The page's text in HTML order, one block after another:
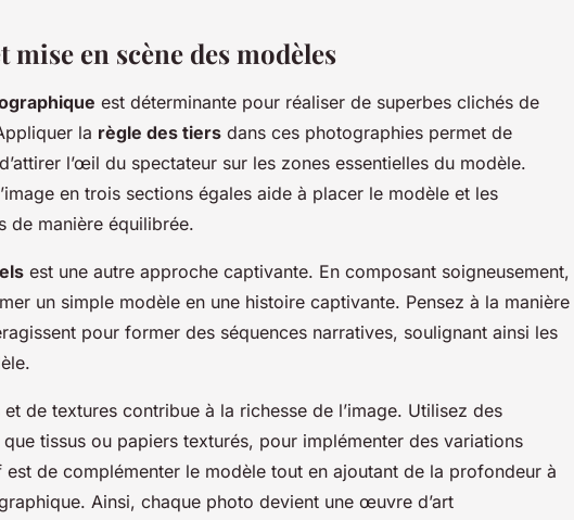
en scène des modèles
est déterminante pour réaliser de superbes clichés de
la règle des tiers dans ces photographies permet de
l’œil du spectateur sur les zones essentielles du modèle.
en trois sections égales aide à placer le modèle et les
de manière équilibrée.
est une autre approche captivante. En composant soigneusement,
un simple modèle en une histoire captivante. Pensez à la manière
pour former des séquences narratives, soulignant ainsi les
et de textures contribue à la richesse de l’image. Utilisez des
tissus ou papiers texturés, pour implémenter des variations
est de complémenter le modèle tout en ajoutant de la profondeur à
Ainsi, chaque photo devient une œuvre d’art